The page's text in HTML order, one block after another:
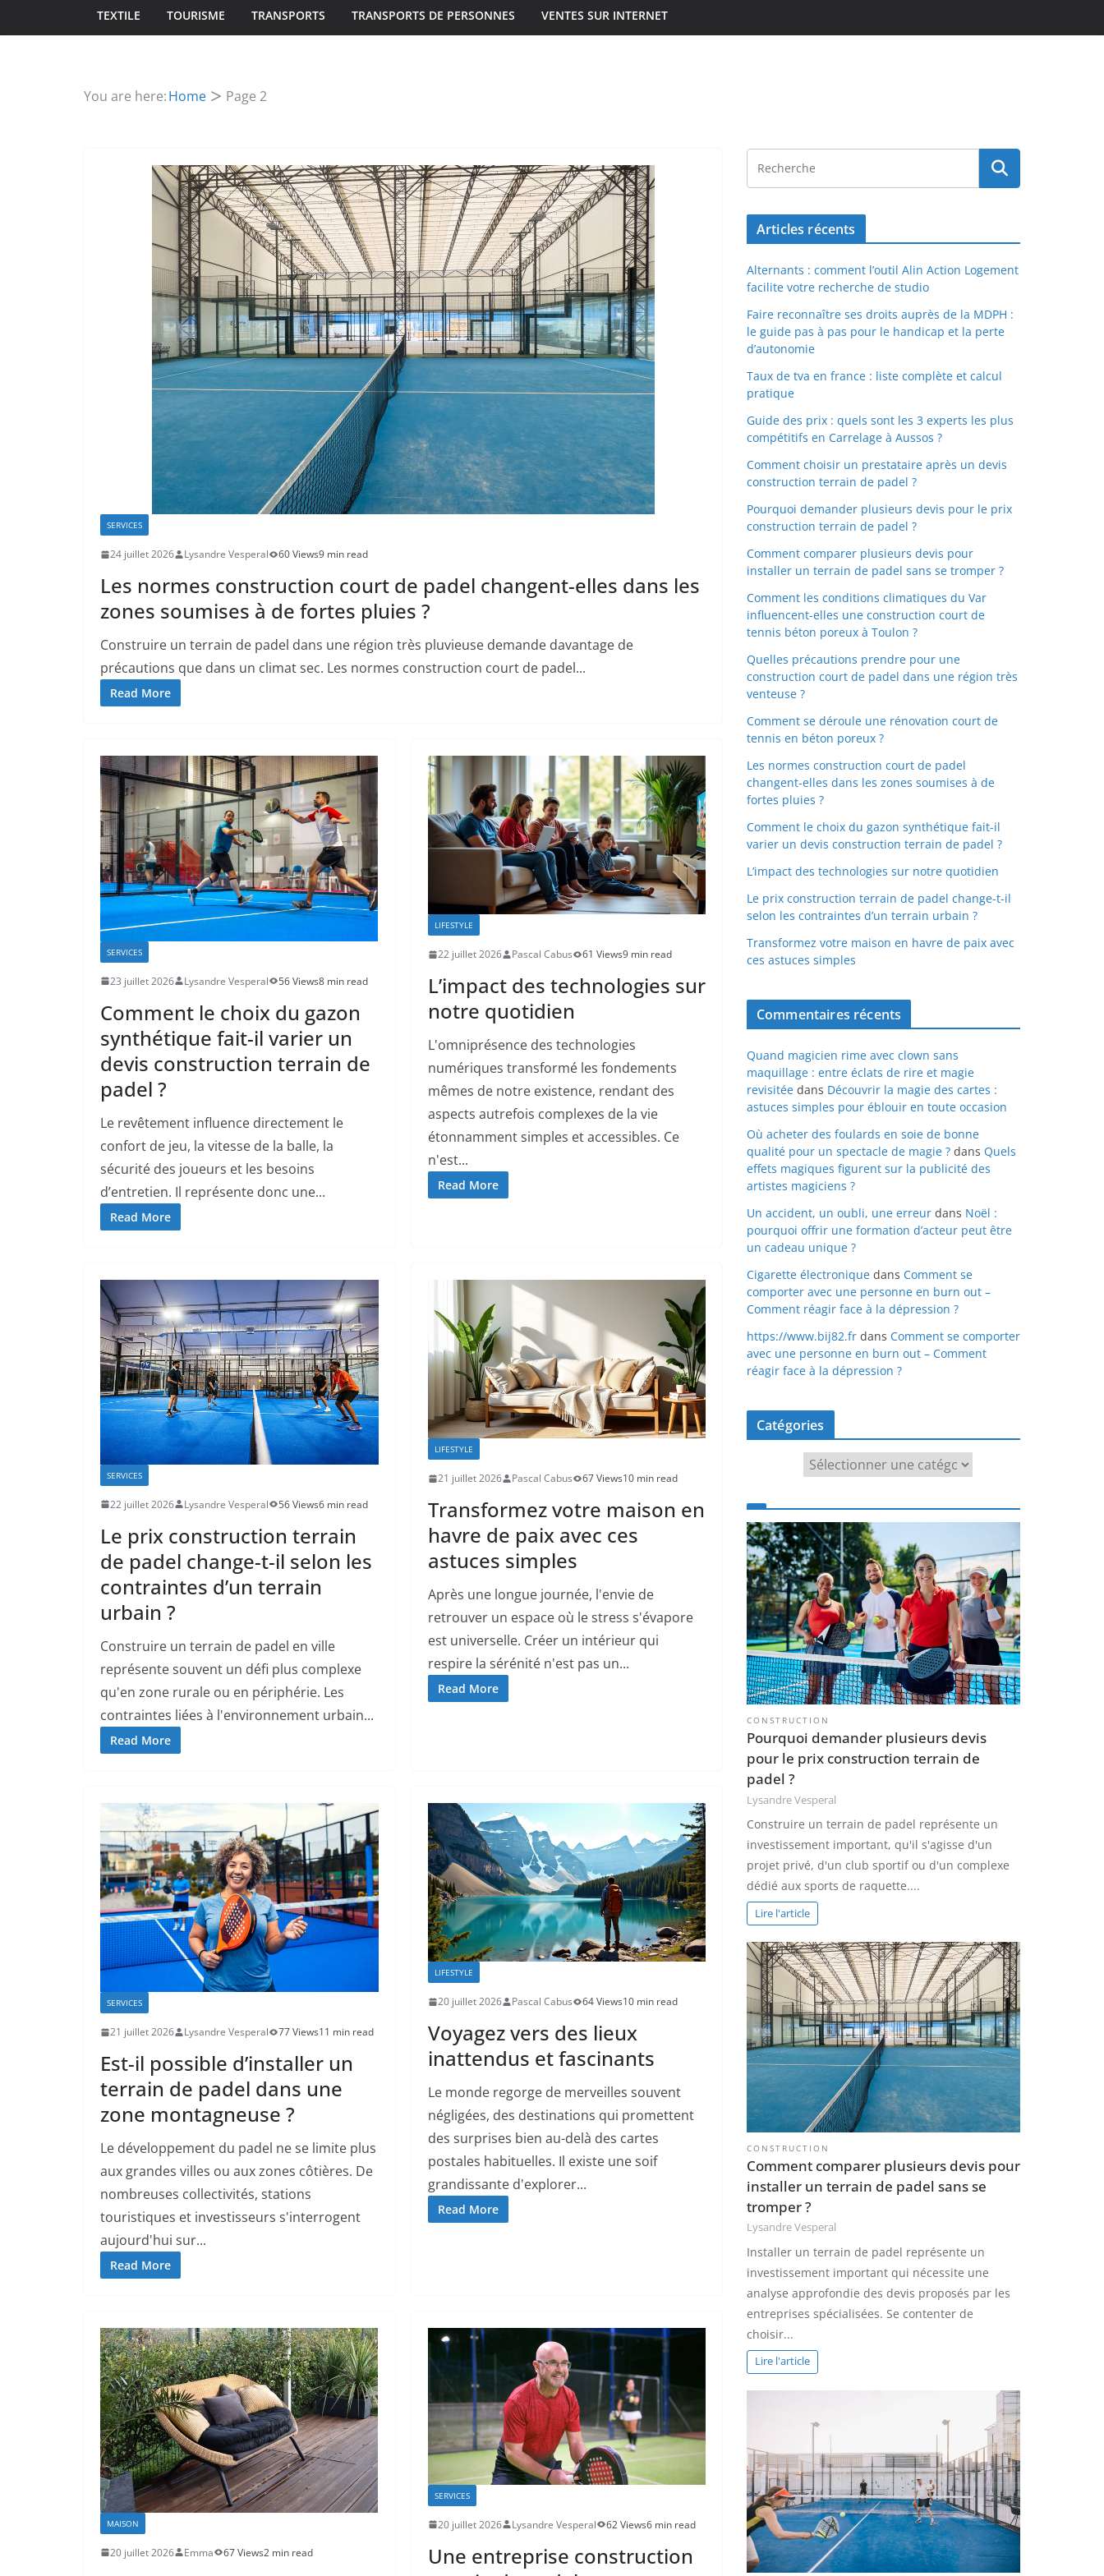
TEXTILE TOURISME TRANSPORTS TRANSPORTS DE PERSONNES VENTES SUR INTERNET
You are here:Home Page 2
SERVICES
24 juillet 2026 Lysandre Vesperal 60 Views9 min read
Les normes construction court de padel changent-elles dans les
zones soumises à de fortes pluies ?
Construire un terrain de padel dans une région très pluvieuse demande davantage de
précautions que dans un climat sec. Les normes construction court de padel...
Read More
SERVICES
23 juillet 2026 Lysandre Vesperal 56 Views8 min read
Comment le choix du gazon
synthétique fait-il varier un
devis construction terrain de
padel ?
Le revêtement influence directement le
confort de jeu, la vitesse de la balle, la
sécurité des joueurs et les besoins
d’entretien. Il représente donc une...
Read More
LIFESTYLE
22 juillet 2026 Pascal Cabus 61 Views9 min read
L’impact des technologies sur
notre quotidien
L'omniprésence des technologies
numériques transformé les fondements
mêmes de notre existence, rendant des
aspects autrefois complexes de la vie
étonnamment simples et accessibles. Ce
n'est...
Read More
SERVICES
22 juillet 2026 Lysandre Vesperal 56 Views6 min read
Le prix construction terrain
de padel change-t-il selon les
contraintes d’un terrain
urbain ?
Construire un terrain de padel en ville
représente souvent un défi plus complexe
qu'en zone rurale ou en périphérie. Les
contraintes liées à l'environnement urbain...
Read More
LIFESTYLE
21 juillet 2026 Pascal Cabus 67 Views10 min read
Transformez votre maison en
havre de paix avec ces
astuces simples
Après une longue journée, l'envie de
retrouver un espace où le stress s'évapore
est universelle. Créer un intérieur qui
respire la sérénité n'est pas un...
Read More
SERVICES
21 juillet 2026 Lysandre Vesperal 77 Views11 min read
Est-il possible d’installer un
terrain de padel dans une
zone montagneuse ?
Le développement du padel ne se limite plus
aux grandes villes ou aux zones côtières. De
nombreuses collectivités, stations
touristiques et investisseurs s'interrogent
aujourd'hui sur...
Read More
LIFESTYLE
20 juillet 2026 Pascal Cabus 64 Views10 min read
Voyagez vers des lieux
inattendus et fascinants
Le monde regorge de merveilles souvent
négligées, des destinations qui promettent
des surprises bien au-delà des cartes
postales habituelles. Il existe une soif
grandissante d'explorer...
Read More
MAISON
20 juillet 2026 Emma 67 Views2 min read
SERVICES
20 juillet 2026 Lysandre Vesperal 62 Views6 min read
Une entreprise construction
Articles récents
Alternants : comment l’outil Alin Action Logement
facilite votre recherche de studio
Faire reconnaître ses droits auprès de la MDPH :
le guide pas à pas pour le handicap et la perte
d’autonomie
Taux de tva en france : liste complète et calcul
pratique
Guide des prix : quels sont les 3 experts les plus
compétitifs en Carrelage à Aussos ?
Comment choisir un prestataire après un devis
construction terrain de padel ?
Pourquoi demander plusieurs devis pour le prix
construction terrain de padel ?
Comment comparer plusieurs devis pour
installer un terrain de padel sans se tromper ?
Comment les conditions climatiques du Var
influencent-elles une construction court de
tennis béton poreux à Toulon ?
Quelles précautions prendre pour une
construction court de padel dans une région très
venteuse ?
Comment se déroule une rénovation court de
tennis en béton poreux ?
Les normes construction court de padel
changent-elles dans les zones soumises à de
fortes pluies ?
Comment le choix du gazon synthétique fait-il
varier un devis construction terrain de padel ?
L’impact des technologies sur notre quotidien
Le prix construction terrain de padel change-t-il
selon les contraintes d’un terrain urbain ?
Transformez votre maison en havre de paix avec
ces astuces simples
Commentaires récents
Quand magicien rime avec clown sans
maquillage : entre éclats de rire et magie
revisitée dans Découvrir la magie des cartes :
astuces simples pour éblouir en toute occasion
Où acheter des foulards en soie de bonne
qualité pour un spectacle de magie ? dans Quels
effets magiques figurent sur la publicité des
artistes magiciens ?
Un accident, un oubli, une erreur dans Noël :
pourquoi offrir une formation d’acteur peut être
un cadeau unique ?
Cigarette électronique dans Comment se
comporter avec une personne en burn out –
Comment réagir face à la dépression ?
https://www.bij82.fr dans Comment se comporter
avec une personne en burn out – Comment
réagir face à la dépression ?
Catégories
CONSTRUCTION
Pourquoi demander plusieurs devis
pour le prix construction terrain de
padel ?
Lysandre Vesperal
Construire un terrain de padel représente un
investissement important, qu'il s'agisse d'un
projet privé, d'un club sportif ou d'un complexe
dédié aux sports de raquette....
Lire l'article
CONSTRUCTION
Comment comparer plusieurs devis pour
installer un terrain de padel sans se
tromper ?
Lysandre Vesperal
Installer un terrain de padel représente un
investissement important qui nécessite une
analyse approfondie des devis proposés par les
entreprises spécialisées. Se contenter de
choisir...
Lire l'article